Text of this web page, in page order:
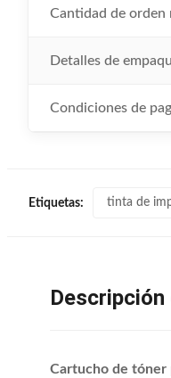
Cantidad de orden
Detalles de
Condiciones de
Etiquetas: tinta de
Cartucho de tóner